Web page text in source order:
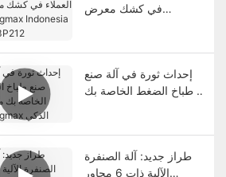
في كشك معرض
إحداث ثورة في آلة صنع
طباخ الضغط الخاصة بك
طراز جديد: آلة الصنفرة
الآلية ذات 6 محاور